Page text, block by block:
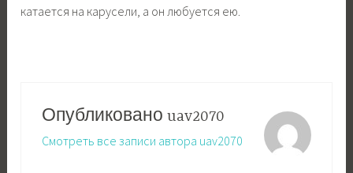
катается на карусели, а он любуется ею.
Опубликовано uav2070
Смотреть все записи автора uav2070